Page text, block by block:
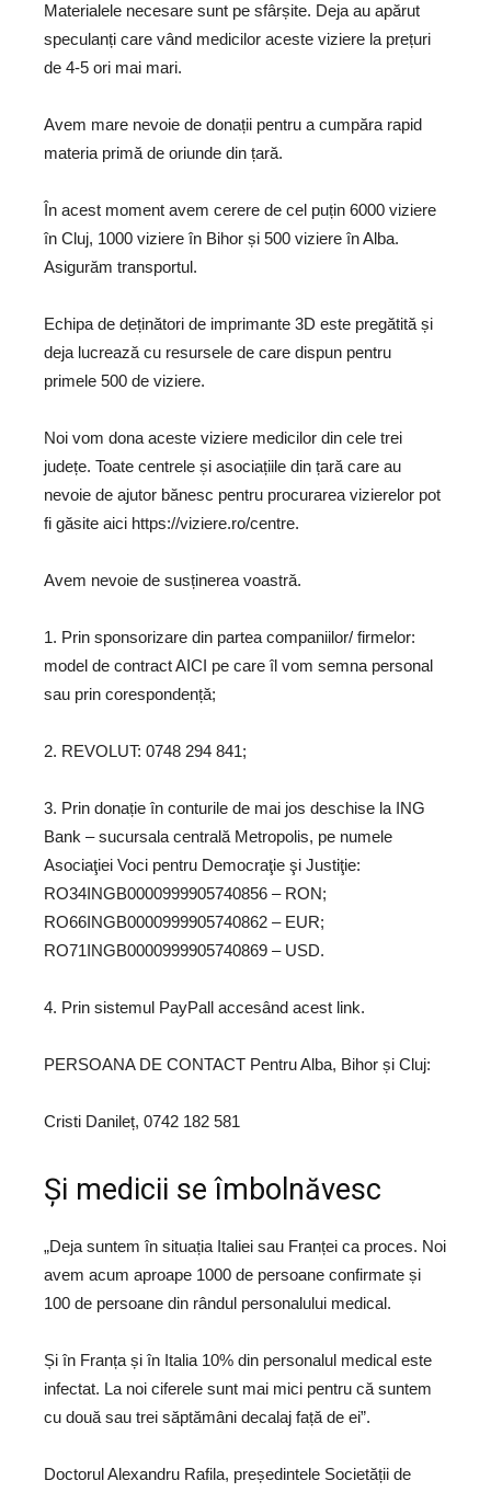
Materialele necesare sunt pe sfârșite. Deja au apărut
speculanți care vând medicilor aceste viziere la prețuri
de 4-5 ori mai mari.
Avem mare nevoie de donații pentru a cumpăra rapid
materia primă de oriunde din țară.
În acest moment avem cerere de cel puțin 6000 viziere
în Cluj, 1000 viziere în Bihor și 500 viziere în Alba.
Asigurăm transportul.
Echipa de deținători de imprimante 3D este pregătită și
deja lucrează cu resursele de care dispun pentru
primele 500 de viziere.
Noi vom dona aceste viziere medicilor din cele trei
județe. Toate centrele și asociațiile din țară care au
nevoie de ajutor bănesc pentru procurarea vizierelor pot
fi găsite aici https://viziere.ro/centre.
Avem nevoie de susținerea voastră.
1. Prin sponsorizare din partea companiilor/ firmelor:
model de contract AICI pe care îl vom semna personal
sau prin corespondență;
2. REVOLUT: 0748 294 841;
3. Prin donație în conturile de mai jos deschise la ING
Bank – sucursala centrală Metropolis, pe numele
Asociaţiei Voci pentru Democraţie şi Justiţie:
RO34INGB0000999905740856 – RON;
RO66INGB0000999905740862 – EUR;
RO71INGB0000999905740869 – USD.
4. Prin sistemul PayPall accesând acest link.
PERSOANA DE CONTACT Pentru Alba, Bihor și Cluj:
Cristi Danileț, 0742 182 581
Și medicii se îmbolnăvesc
„Deja suntem în situația Italiei sau Franței ca proces. Noi
avem acum aproape 1000 de persoane confirmate și
100 de persoane din rândul personalului medical.
Și în Franța și în Italia 10% din personalul medical este
infectat. La noi ciferele sunt mai mici pentru că suntem
cu două sau trei săptămâni decalaj față de ei”.
Doctorul Alexandru Rafila, președintele Societății de